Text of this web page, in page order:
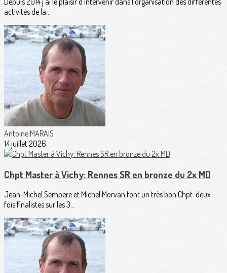
activités de la...
Antoine MARAIS
14 juillet 2026
Chpt Master à Vichy: Rennes SR en bronze du 2x MD
Jean-Michel Sempere et Michel Morvan font un très bon Chpt: deux
fois finalistes sur les 3...